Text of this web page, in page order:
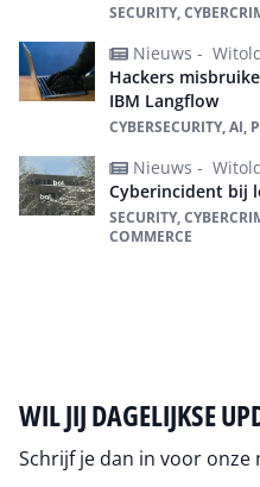
SECURITY,
Nieuws -
Hackers
IBM Langflow
CYBERSECURITY, AI,
Nieuws -
Cyberincident bij
SECURITY,
COMMERCE
WIL JIJ DAGELIJKSE
Schrijf je dan in voor onze